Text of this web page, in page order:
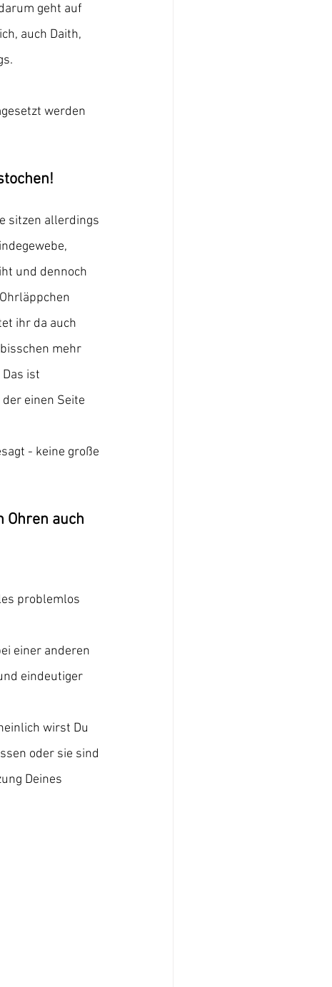
geht auf
auch Daith,
werden
sitzen allerdings
und dennoch
ihr da auch
mehr
ist
einen Seite
- keine große
Ohren auch
problemlos
einer anderen
eindeutiger
wirst Du
oder sie sind
Deines